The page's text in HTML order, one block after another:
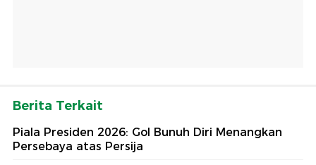
Berita Terkait
Piala Presiden 2026: Gol Bunuh Diri Menangkan
Persebaya atas Persija